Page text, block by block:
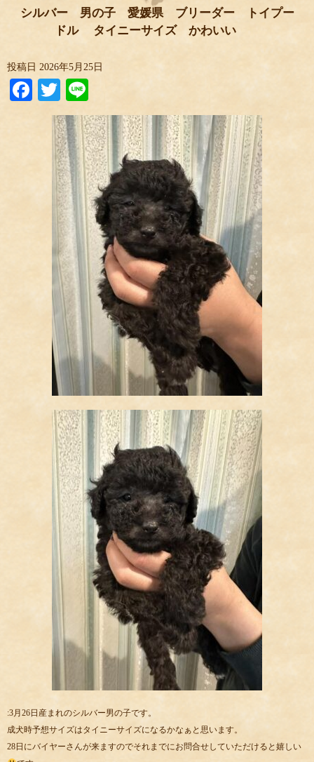
シルバー 男の子 愛媛県 ブリーダー トイプー
ドル タイニーサイズ かわいい
投稿日 2026年5月25日
Facebook
Twitter
:3月26日産まれのシルバー男の子です。
成犬時予想サイズはタイニーサイズになるかなぁと思います。
28日にバイヤーさんが来ますのでそれまでにお問合せしていただけると嬉しい